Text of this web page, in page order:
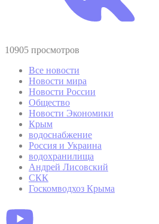
10905 просмотров
Все новости
Новости мира
Новости России
Общество
Новости Экономики
Крым
водоснабжение
Россия и Украина
водохранилища
Андрей Лисовский
СКК
Госкомводхоз Крыма